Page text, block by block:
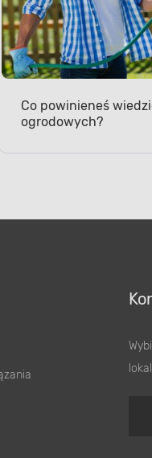
Co powinieneś
ogrodowych?